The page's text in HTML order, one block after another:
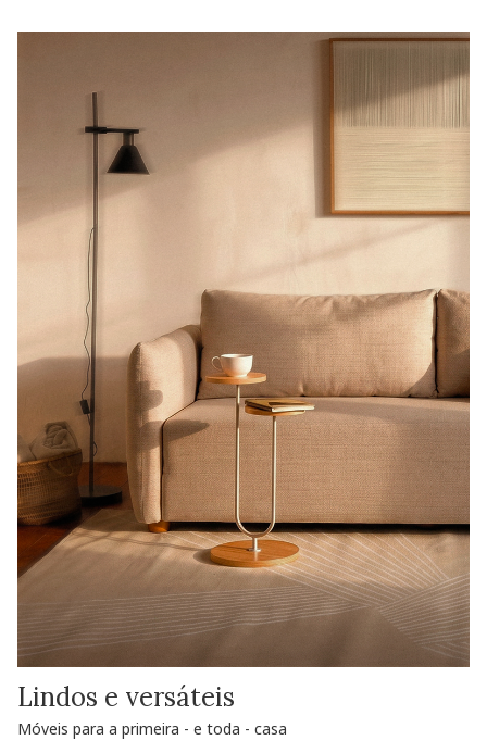
Lindos e versáteis
Móveis para a primeira - e toda - casa